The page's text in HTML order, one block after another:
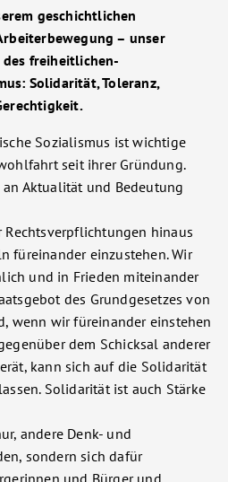
geschichtlichen
– unser
freiheitlichen-
Solidarität, Toleranz,
Sozialismus ist wichtige
seit ihrer Gründung.
Aktualität und Bedeutung
hinaus
füreinander einzustehen. Wir
und in Frieden miteinander
des Grundgesetzes von
wenn wir füreinander einstehen
dem Schicksal anderer
kann sich auf die Solidarität
Solidarität ist auch Stärke
andere Denk- und
sondern sich dafür